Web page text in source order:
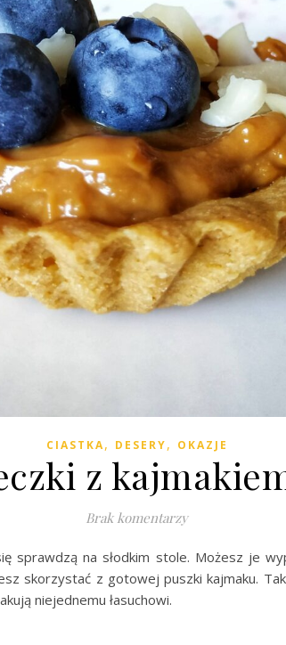
CIASTKA, DESERY, OKAZJE
z
Brak komentarzy
sprawdzą na słodkim stole. Możesz je
skorzystać z gotowej puszki kajmaku.
niejednemu łasuchowi.